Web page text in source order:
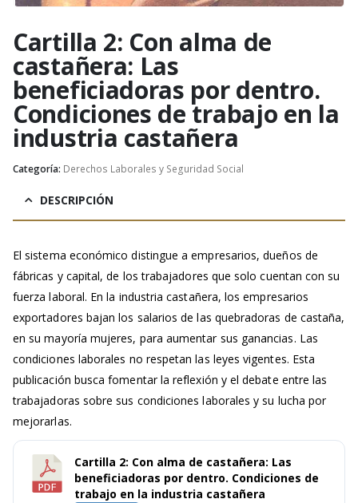
Cartilla 2: Con alma de
castañera: Las
beneficiadoras por dentro.
Condiciones de trabajo en la
industria castañera
Categoría: Derechos Laborales y Seguridad Social
DESCRIPCIÓN
El sistema económico distingue a empresarios, dueños de
fábricas y capital, de los trabajadores que solo cuentan con su
fuerza laboral. En la industria castañera, los empresarios
exportadores bajan los salarios de las quebradoras de castaña,
en su mayoría mujeres, para aumentar sus ganancias. Las
condiciones laborales no respetan las leyes vigentes. Esta
publicación busca fomentar la reflexión y el debate entre las
trabajadoras sobre sus condiciones laborales y su lucha por
mejorarlas.
Cartilla 2: Con alma de castañera: Las
beneficiadoras por dentro. Condiciones de
trabajo en la industria castañera